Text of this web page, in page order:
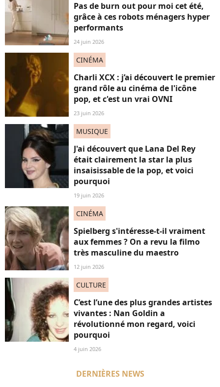
Pas de burn out pour moi cet été,
grâce à ces robots ménagers hyper
performants
24 juin 2026
CINÉMA
Charli XCX : j’ai découvert le premier
grand rôle au cinéma de l'icône
pop, et c'est un vrai OVNI
23 juin 2026
MUSIQUE
J'ai découvert que Lana Del Rey
était clairement la star la plus
insaisissable de la pop, et voici
pourquoi
19 juin 2026
CINÉMA
Spielberg s'intéresse-t-il vraiment
aux femmes ? On a revu la filmo
très masculine du maestro
12 juin 2026
CULTURE
C’est l’une des plus grandes artistes
vivantes : Nan Goldin a
révolutionné mon regard, voici
pourquoi
4 juin 2026
DERNIÈRES NEWS